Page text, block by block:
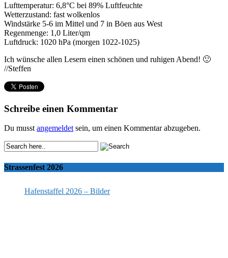
Lufttemperatur: 6,8°C bei 89% Luftfeuchte
Wetterzustand: fast wolkenlos
Windstärke 5-6 im Mittel und 7 in Böen aus West
Regenmenge: 1,0 Liter/qm
Luftdruck: 1020 hPa (morgen 1022-1025)
Ich wünsche allen Lesern einen schönen und ruhigen Abend! 🙂
//Steffen
Schreibe einen Kommentar
Du musst angemeldet sein, um einen Kommentar abzugeben.
Strassenfest 2026
Hafenstaffel 2026 – Bilder